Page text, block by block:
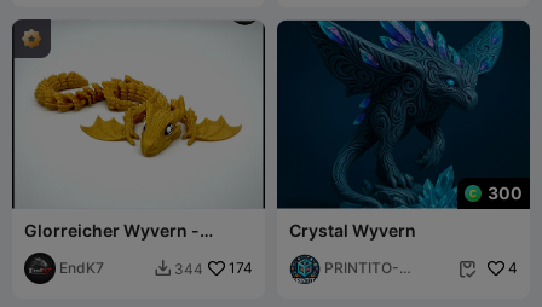
Glorreicher Wyvern -
Gelenkig - Print-in-Place -
Magnetisch
EndK7  344 174
300
Crystal Wyvern
PRINTITO-
 4